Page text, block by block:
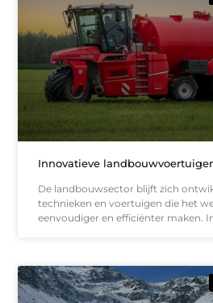
Innovatieve
De landbouwsector blijft zich
technieken en voertuigen die het
eenvoudiger en efficiënter maken.